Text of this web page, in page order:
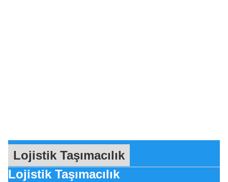
Lojistik Taşımacılık
Lojistik Taşımacılık